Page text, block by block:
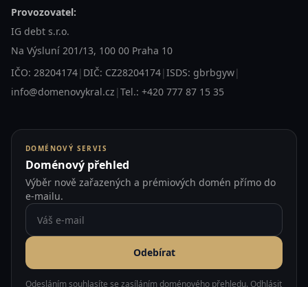
Provozovatel:
IG debt s.r.o.
Na Výsluní 201/13, 100 00 Praha 10
IČO: 28204174| DIČ: CZ28204174| ISDS: gbrbgyw|
info@domenovykral.cz | Tel.: +420 777 87 15 35
DOMÉNOVÝ SERVIS
Doménový přehled
Výběr nově zařazených a prémiových domén přímo do
e-mailu.
Odebírat
Odesláním souhlasíte se zasíláním doménového přehledu. Odhlásit